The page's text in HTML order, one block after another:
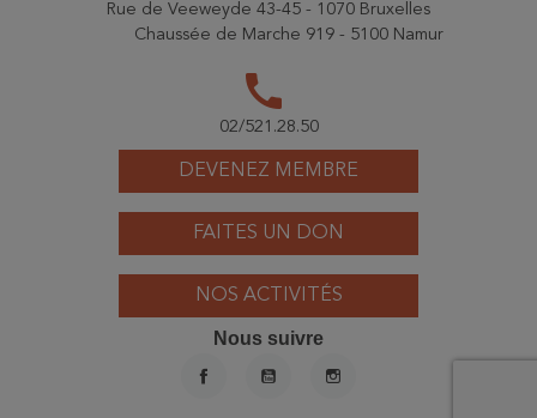
DEVENEZ MEMBRE
FAITES UN DON
NOS ACTIVITÉS
Rue de Veeweyde 43-45 - 1070 Bruxelles
Chaussée de Marche 919 - 5100 Namur
call
02/521.28.50
Nous suivre